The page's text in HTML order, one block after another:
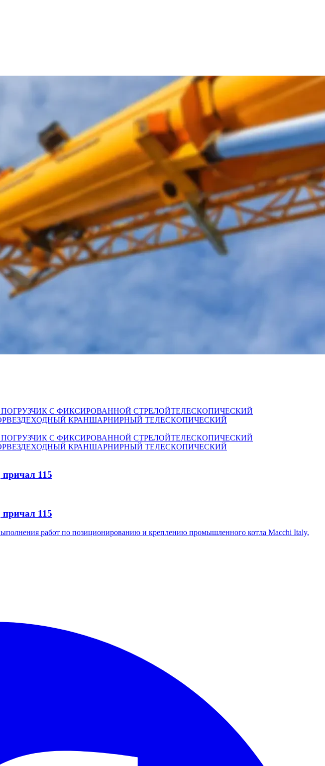
С ФИКСИРОВАННОЙ СТРЕЛОЙТЕЛЕСКОПИЧЕСКИЙ
ВЕЗДЕХОДНЫЙ КРАНШАРНИРНЫЙ ТЕЛЕСКОПИЧЕСКИЙ
С ФИКСИРОВАННОЙ СТРЕЛОЙТЕЛЕСКОПИЧЕСКИЙ
ВЕЗДЕХОДНЫЙ КРАНШАРНИРНЫЙ ТЕЛЕСКОПИЧЕСКИЙ
115
115
работ по позиционированию и креплению промышленного котла Macchi Italy,